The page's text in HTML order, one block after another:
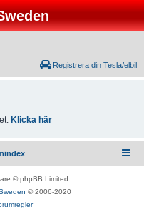
Registrera din Tesla/elbil
Klicka här
© phpBB Limited
© 2006-2020